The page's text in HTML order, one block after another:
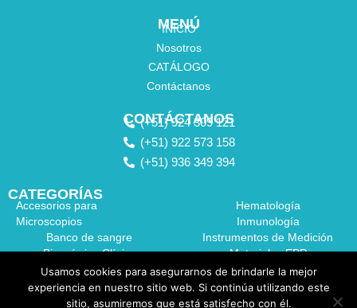
MENÚ
INICIO
Nosotros
CATÁLOGO
Contáctanos
CONTÁCTANOS
(+51) 924 309 121
(+51) 922 573 158
(+51) 936 349 394
CATEGORÍAS
Accesorios para
Microscopios
Banco de sangre
Bioquímica Clínica
Coagulación
Dispositivos de Laboratorio
Equipos de Laboratorio
Hematología
Inmunología
Instrumentos de Medición
Materiales EPP
Medidor de Hemoglobina
Usamos cookies para asegurarnos de brindarle la mejor
experiencia en nuestro sitio web. Si continúa utilizando este
sitio, asumiremos que está satisfecho con él.